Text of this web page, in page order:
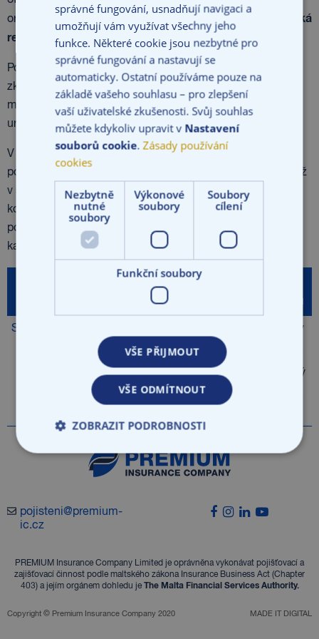
HODNOTY
SEZNAM EXTERNÍCH SPOLEČNOSTÍ
PREMIUM INSURANCE COMPANY
organizační složky
PREMIUM Pojišťovna, pobočka Česká
republika.
Pokud chcete být u startu něčeho nového a v týmu
zkušených profesionálů budovat svou kariéru spolu s
mladou a dynamicky rostoucí společností, pak se nám
určitě ozvěte!
V současné době do České republiky přinášíme revoluční
portál na pojištění malých a středních podnikatelů, který už
v současné době skvěle funguje na Slovensku, a zájem
korporátních klientů o naše produkty silně narůstá. Proto
potřebujeme posílit náš tým a hledáme vhodného
kandidáta nebo kandidátku na níže uvedené pozice:
úvazku
Specialista/specialistka pro pojištění
podnikatelů
Praha
Na plný
Sales manažer Praha
Na plný
pojisteni@premium-
ic.cz
PREMIUM Insurance Company Limited je oprávněna vykonávat pojišťovací a
zajišťovací činnost podle maltského zákona Insurance Business Act (Chapter
403) a jejím orgánem dohledu je The Malta Financial Services Authority.
Copyright © Premium Insurance Company 2020 MADE IT DIGITAL
správné fungování, usnadňují navigaci a
umožňují vám využívat všechny jeho
funkce. Některé cookie jsou nezbytné pro
správné fungování a nastavují se
automaticky. Ostatní používáme pouze na
základě vašeho souhlasu – pro zlepšení
vaší uživatelské zkušenosti. Svůj souhlas
můžete kdykoliv upravit v Nastavení
souborů cookie. Zásady používání
cookies
Nezbytně
nutné
soubory
Výkonové
soubory
Soubory
cílení
Funkční soubory
VŠE PŘIJMOUT
VŠE ODMÍTNOUT
ZOBRAZIT PODROBNOSTI